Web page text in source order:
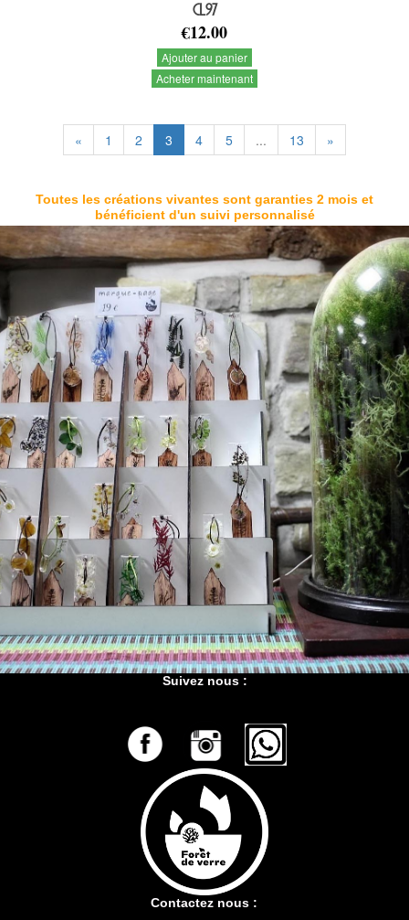
CL97
€12.00
Ajouter au panier
Acheter maintenant
« 1 2 3 4 5 ... 13 »
Toutes les créations vivantes sont garanties 2 mois et
bénéficient d'un suivi personnalisé
Suivez nous :
Contactez nous :